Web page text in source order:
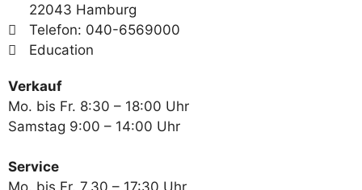
22043 Hamburg
Telefon: 040-6569000
Education
Verkauf
Mo. bis Fr. 8:30 – 18:00 Uhr
Samstag 9:00 – 14:00 Uhr
Service